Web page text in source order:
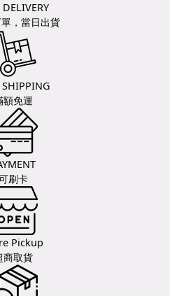
DELIVERY
，當日出貨
SHIPPING
額免運
刷卡
Pickup
商取貨